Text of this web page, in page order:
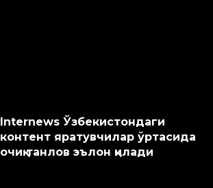
Internews Ўзбекистондаги
контент яратувчилар ўртасида
очиқ танлов эълон қилади